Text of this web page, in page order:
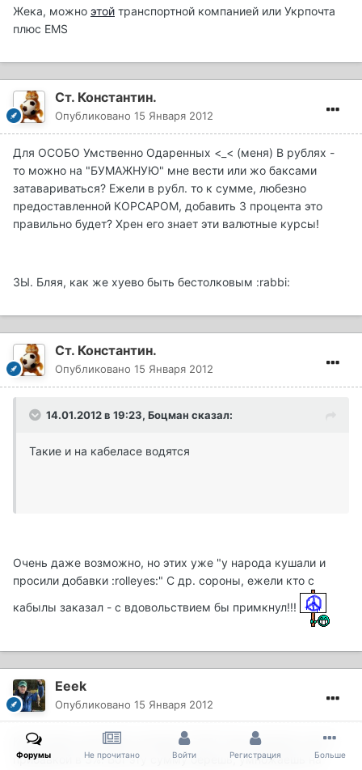
Жека, можно этой транспортной компанией или Укрпочта
плюс EMS
Ст. Константин.
Опубликовано 15 Января 2012
Для ОСОБО Умственно Одаренных <_< (меня) В рублях -
то можно на "БУМАЖНУЮ" мне вести или жо баксами
затавариваться? Ежели в рубл. то к сумме, любезно
предоставленной КОРСАРОМ, добавить 3 процента это
правильно будет? Хрен его знает эти валютные курсы!
ЗЫ. Бляя, как же хуево быть бестолковым :rabbi:
Ст. Константин.
Опубликовано 15 Января 2012
14.01.2012 в 19:23, Боцман сказал:
Такие и на кабеласе водятся
Очень даже возможно, но этих уже "у народа кушали и
просили добавки :rolleyes:" С др. сороны, ежели кто с
кабылы заказал - с вдовольствием бы примкнул!!!
Eeek
Опубликовано 15 Января 2012
Константин, вот Жека сегодня в 16,10 там указанно уже с
прибавкой в 3%. Вот эту сумму берешь, умножаешь на
Форумы Не прочитано Войти Регистрация Больше